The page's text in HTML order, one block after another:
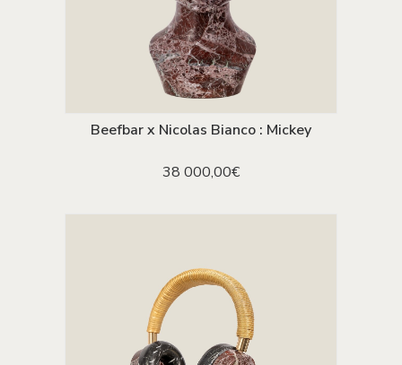
AJOUTER AU PANIER
Beefbar x Nicolas Bianco : Mickey
38 000,00€